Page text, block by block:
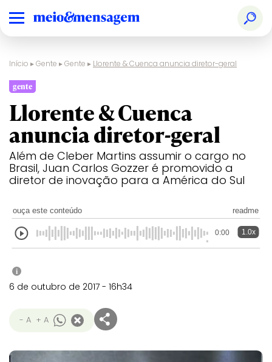
Início ▸Gente ▸Gente ▸ Llorente & Cuenca anuncia diretor-geral
gente
Llorente & Cuenca
anuncia diretor-geral
Além de Cleber Martins assumir o cargo no
Brasil, Juan Carlos Gozzer é promovido a
diretor de inovação para a América do Sul
ouça este conteúdo readme
0:00 1.0x
i
6 de outubro de 2017 - 16h34
- A + A